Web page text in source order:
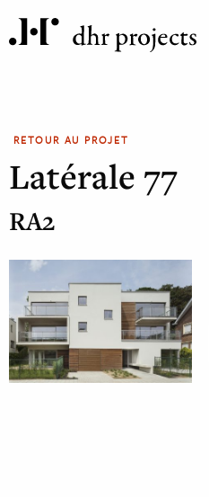
RETOUR AU PROJET
Latérale 77
RA2